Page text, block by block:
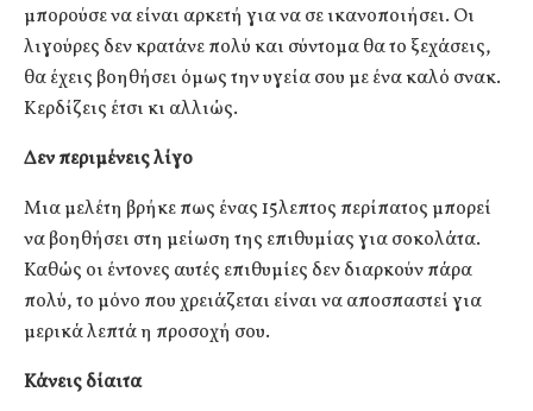
μπορούσε να είναι αρκετή για να σε ικανοποιήσει. Οι
λιγούρες δεν κρατάνε πολύ και σύντομα θα το ξεχάσεις,
θα έχεις βοηθήσει όμως την υγεία σου με ένα καλό σνακ.
Κερδίζεις έτσι κι αλλιώς.
Δεν περιμένεις λίγο
Μια μελέτη βρήκε πως ένας 15λεπτος περίπατος μπορεί
να βοηθήσει στη μείωση της επιθυμίας για σοκολάτα.
Καθώς οι έντονες αυτές επιθυμίες δεν διαρκούν πάρα
πολύ, το μόνο που χρειάζεται είναι να αποσπαστεί για
μερικά λεπτά η προσοχή σου.
Κάνεις δίαιτα